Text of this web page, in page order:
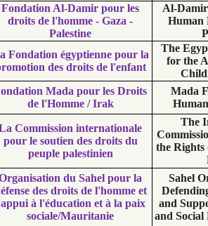
Fondation Al-Damir pour les
droits de l'homme - Gaza -
La Fondation égyptienne pour la
promotion des droits de l'enfant
Fondation Mada pour les Droits
de l'Homme / Irak
La Commission internationale
pour le soutien des droits du
peuple palestinien
Organisation du Sahel pour la
défense des droits de l'homme et
l'appui à l'éducation et à la paix
sociale/Mauritanie